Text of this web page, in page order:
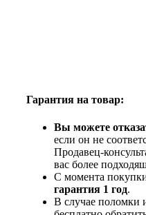
Гарантия на товар:
Вы можете
если он не
Продавец-
вас более
С момента
гарантия 1 год.
В случае поломки